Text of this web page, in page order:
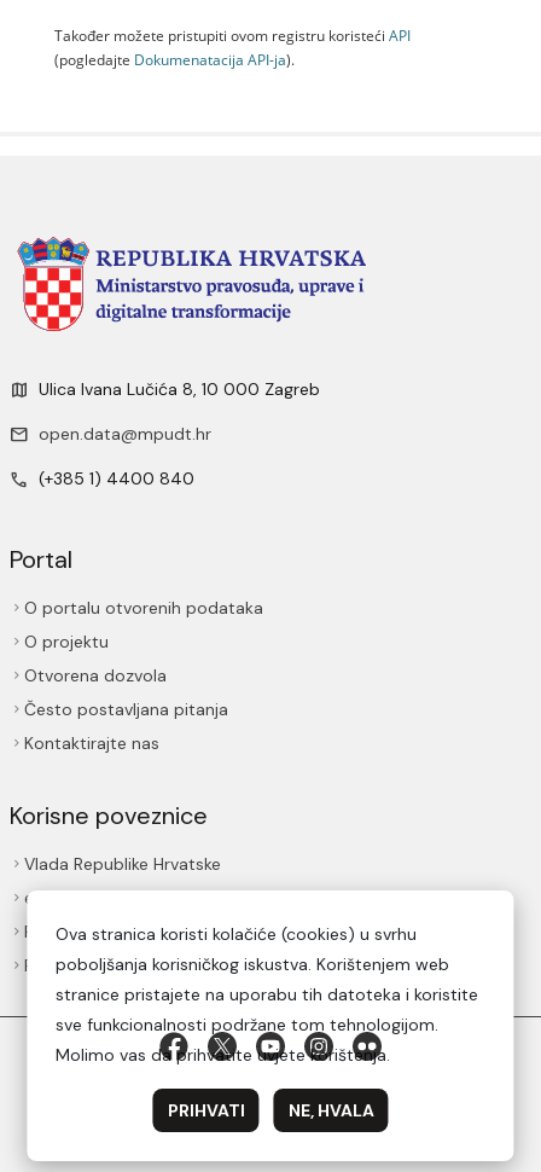
Također možete pristupiti ovom registru koristeći API
(pogledajte Dokumenаtаcijа API-jа).